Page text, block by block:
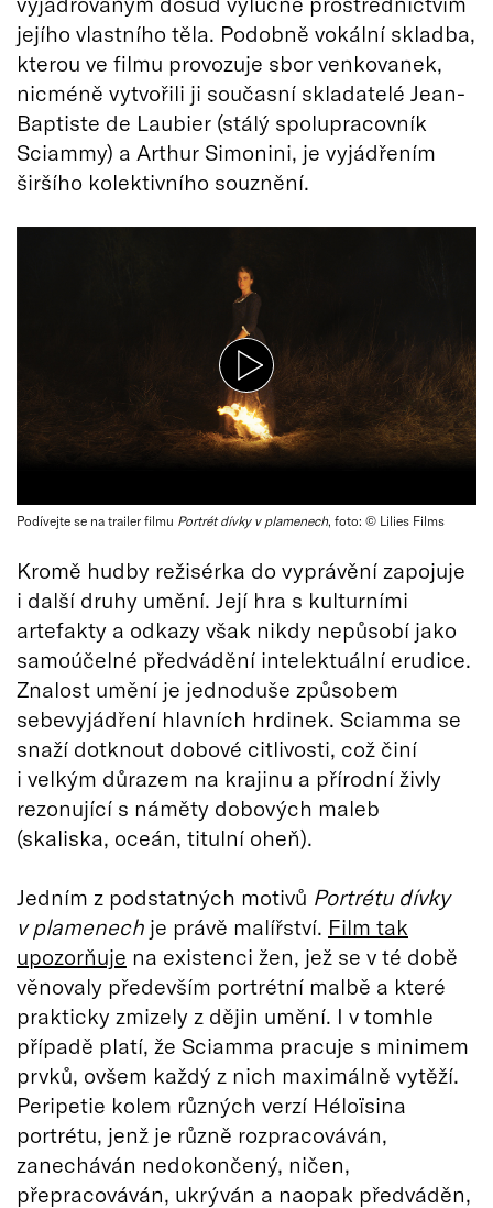
jejího vlastního těla. Podobně vokální skladba,
kterou ve filmu provozuje sbor venkovanek,
nicméně vytvořili ji současní skladatelé Jean-
Baptiste de Laubier (stálý spolupracovník
Sciammy) a Arthur Simonini, je vyjádřením
širšího kolektivního souznění.
Podívejte se na trailer filmu Portrét dívky v plamenech, foto: © Lilies Films
Kromě hudby režisérka do vyprávění zapojuje
i další druhy umění. Její hra s kulturními
artefakty a odkazy však nikdy nepůsobí jako
samoúčelné předvádění intelektuální erudice.
Znalost umění je jednoduše způsobem
sebevyjádření hlavních hrdinek. Sciamma se
snaží dotknout dobové citlivosti, což činí
i velkým důrazem na krajinu a přírodní živly
rezonující s náměty dobových maleb
(skaliska, oceán, titulní oheň).
Jedním z podstatných motivů Portrétu dívky
v plamenech je právě malířství. Film tak
upozorňuje na existenci žen, jež se v té době
věnovaly především portrétní malbě a které
prakticky zmizely z dějin umění. I v tomhle
případě platí, že Sciamma pracuje s minimem
prvků, ovšem každý z nich maximálně vytěží.
Peripetie kolem různých verzí Héloïsina
portrétu, jenž je různě rozpracováván,
zanecháván nedokončený, ničen,
přepracováván, ukrýván a naopak předváděn,